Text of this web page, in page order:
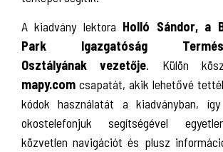
A kiadvány lektora Holló Sándor, a
Park Igazgatóság
Osztályának vezetője. Külön
mapy.com csapatát, akik lehetővé
kódok használatát a kiadványban,
okostelefonjuk segítségével
közvetlen navigációt és plusz